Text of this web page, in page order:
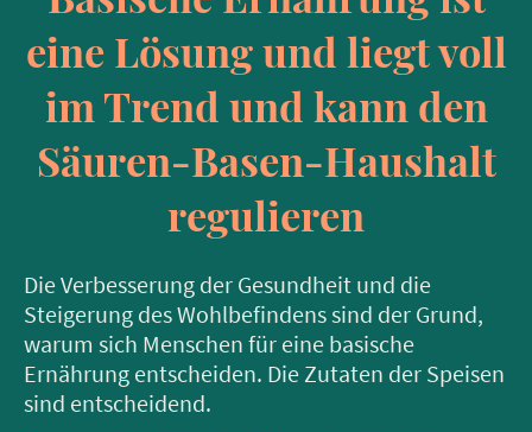
eine Lösung und liegt voll
im Trend und kann den
Säuren-Basen-Haushalt
regulieren
Die Verbesserung der Gesundheit und die
Steigerung des Wohlbefindens sind der Grund,
warum sich Menschen für eine basische
Ernährung entscheiden. Die Zutaten der Speisen
sind entscheidend.